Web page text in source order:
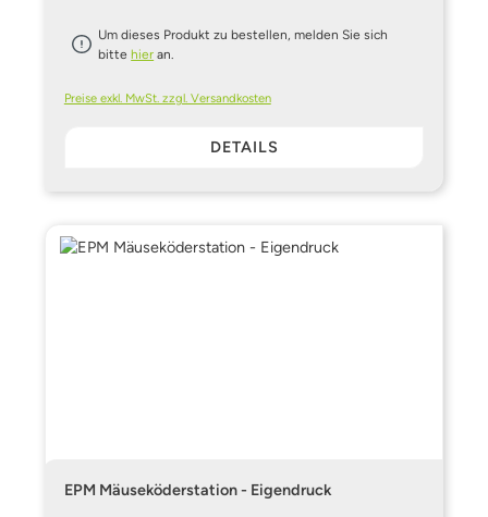
Um dieses Produkt zu bestellen, melden Sie sich
bittehier an.
Preise exkl. MwSt. zzgl. Versandkosten
DETAILS
EPM Mäuseköderstation - Eigendruck